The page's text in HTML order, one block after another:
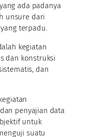
ada padanya
unsure dari
terpadu.
kegiatan
dan konstruksi
dan
penyajian data
untuk
suatu